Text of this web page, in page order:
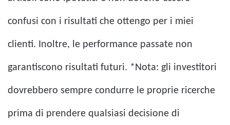
confusi con i risultati che ottengo per i miei
clienti. Inoltre, le performance passate non
garantiscono risultati futuri. *Nota: gli investitori
dovrebbero sempre condurre le proprie ricerche
prima di prendere qualsiasi decisione di